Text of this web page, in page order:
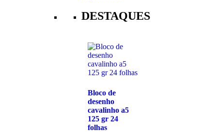
DESTAQUES
Bloco de
desenho
cavalinho a5
125 gr 24
folhas